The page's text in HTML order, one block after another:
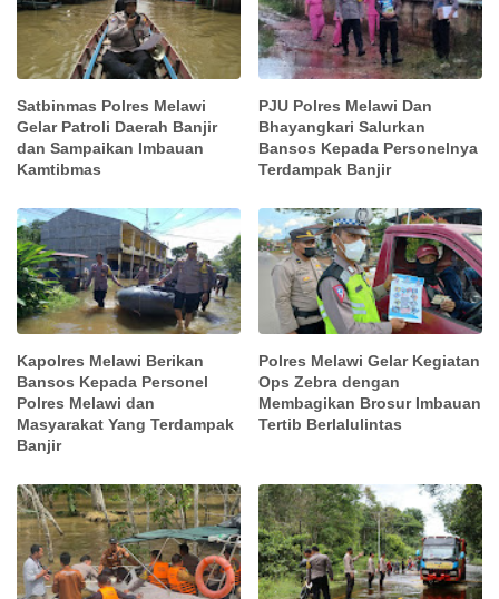
Satbinmas Polres Melawi
Gelar Patroli Daerah Banjir
dan Sampaikan Imbauan
Kamtibmas
PJU Polres Melawi Dan
Bhayangkari Salurkan
Bansos Kepada Personelnya
Terdampak Banjir
Kapolres Melawi Berikan
Bansos Kepada Personel
Polres Melawi dan
Masyarakat Yang Terdampak
Banjir
Polres Melawi Gelar Kegiatan
Ops Zebra dengan
Membagikan Brosur Imbauan
Tertib Berlalulintas